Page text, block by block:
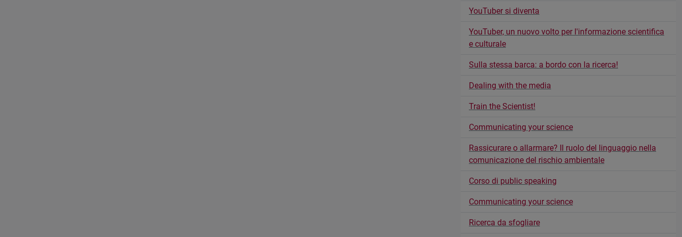
YouTuber si diventa
YouTuber, un nuovo volto per l'informazione scientifica
e culturale
Sulla stessa barca: a bordo con la ricerca!
Dealing with the media
Train the Scientist!
Communicating your science
Rassicurare o allarmare? Il ruolo del linguaggio nella
comunicazione del rischio ambientale
Corso di public speaking
Communicating your science
Ricerca da sfogliare